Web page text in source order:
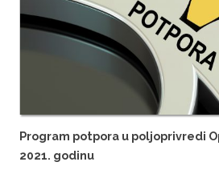
Program potpora u poljoprivredi
2021. godinu